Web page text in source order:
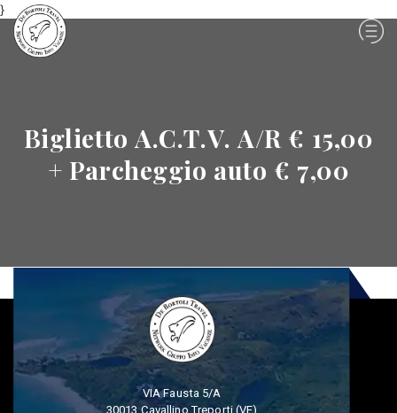
}
Biglietto A.C.T.V. A/R € 15,00
+ Parcheggio auto € 7,00
VIA Fausta 5/A
30013 Cavallino Treporti (VE)